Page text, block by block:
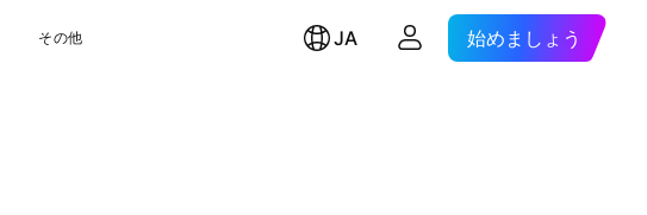
その他 JA 始めましょう